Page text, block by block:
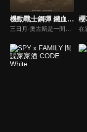
機動戰士鋼彈 鐵血孤兒
三日月·奧古斯是一間民營保全公司，在一次護衛庫德莉雅的任務中被襲擊，公司利用三日月等小孩作為誘餌展開撤退。少年們的領袖「歐格·伊茲卡」趁機反叛。就在此時，三日月啟動了在過去厄祭戰爭中使用，目前作為CGS能源爐的機動戰士「獵魔鋼彈」。無人知曉其蘊藏的毀滅力量為故事揭開序幕…
櫻